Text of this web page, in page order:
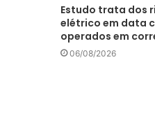
l
Estudo trata dos
elétrico em data
operados em
06/08/2026